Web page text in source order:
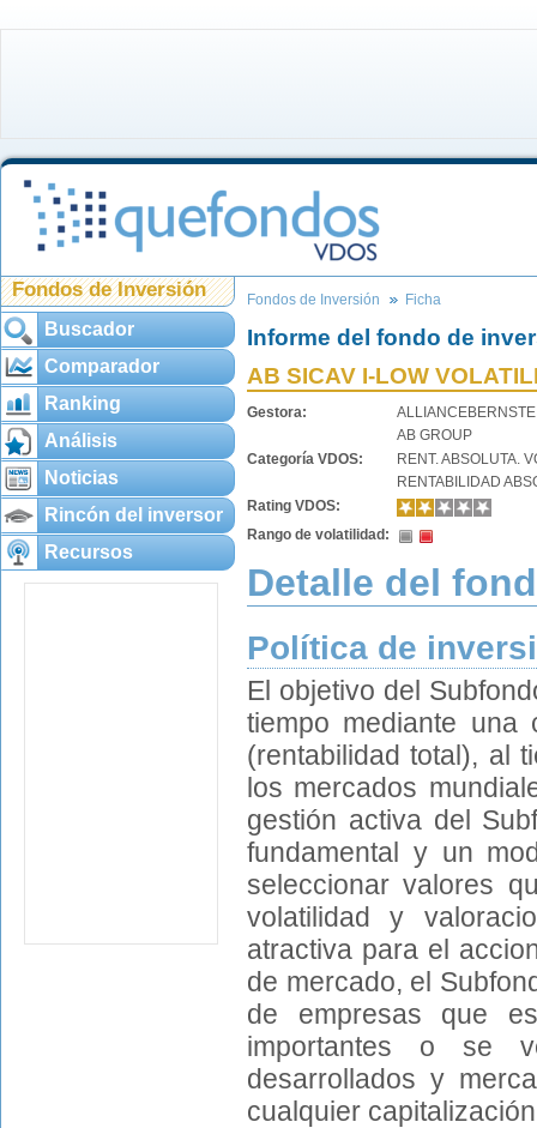
Fondos de Inversión
Buscador
Comparador
Ranking
Análisis
Noticias
Rincón del inversor
Recursos
Fondos de Inversión Ficha
Informe del fondo de
AB SICAV I-LOW
Gestora:
AB GROUP
Categoría VDOS:
RENT. ABSOLUTA.
RENTABILIDAD
Rating VDOS:
Rango de volatilidad:
Detalle del
Política de
El objetivo del
tiempo mediante una
(rentabilidad total), al
los mercados
gestión activa del
fundamental y un
seleccionar valores
volatilidad y
atractiva para el
de mercado, el
de empresas que
importantes o se
desarrollados y
cualquier